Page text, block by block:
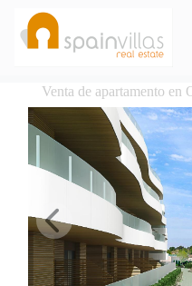
Venta de apartamento en